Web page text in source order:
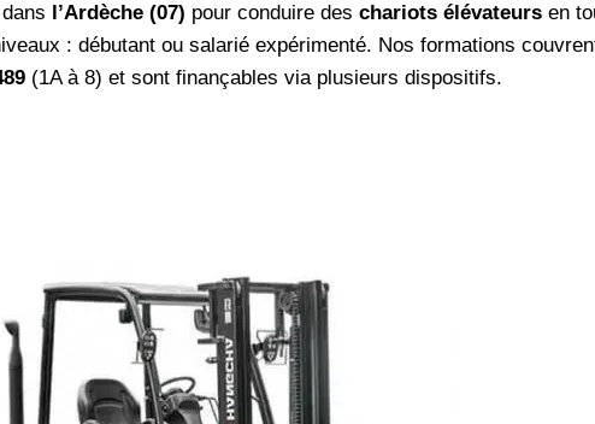
dans l’Ardèche (07) pour conduire des chariots élévateurs en
: débutant ou salarié expérimenté. Nos formations
(1A à 8) et sont finançables via plusieurs dispositifs.